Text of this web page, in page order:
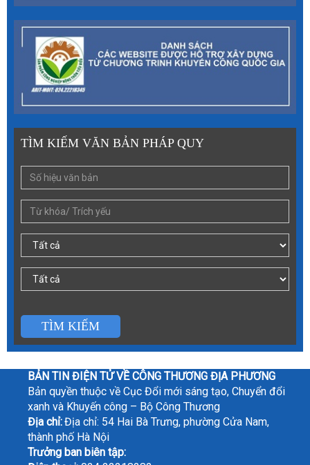
TÌM KIẾM VĂN BẢN PHÁP QUY
TÌM KIẾM
BẢN TIN ĐIỆN TỬ VỀ CÔNG THƯƠNG ĐỊA PHƯƠNG
Bản quyền thuộc về Cục Đổi mới sáng tạo, Chuyển đổi
xanh và Khuyến công – Bộ Công Thương
Địa chỉ:Địa chỉ: 54 Hai Bà Trưng, phường Cửa Nam,
thành phố Hà Nội
Trưởng ban biên tập: